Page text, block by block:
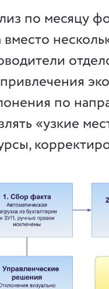
по месяцу
вместо
по
«узкие